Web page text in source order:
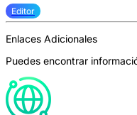
Editor
Enlaces Adicionales
Puedes encontrar